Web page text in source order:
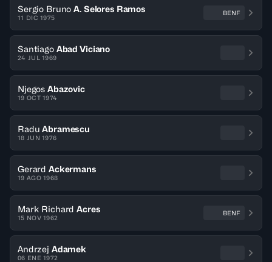
Sergio Bruno A. Selores Ramos
11 DIC 1975
BENF
Santiago Abad Viciano
24 JUL 1969
Njegos Abazovic
19 OCT 1974
Radu Abramescu
18 JUN 1976
Gerard Ackermans
19 AGO 1968
Mark Richard Acres
15 NOV 1962
BENF
Andrzej Adamek
06 ENE 1972